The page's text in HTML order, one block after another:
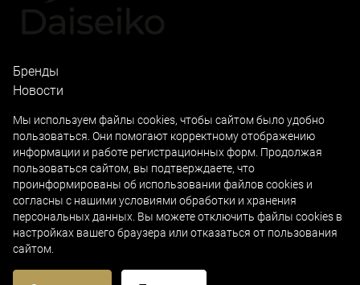
Бренды
Новости
Академия Дайсэйко
Профессиональная линия
Домашний уход
© работает на движке
Мы используем файлы cookies, чтобы сайтом было удобно
пользоваться. Они помогают корректному отображению
информации и работе регистрационных форм. Продолжая
пользоваться сайтом, вы подтверждаете, что
проинформированы об использовании файлов cookies и
согласны с нашими условиями обработки и хранения
персональных данных . Вы можете отключить файлы cookies в
настройках вашего браузера или отказаться от пользования
сайтом.